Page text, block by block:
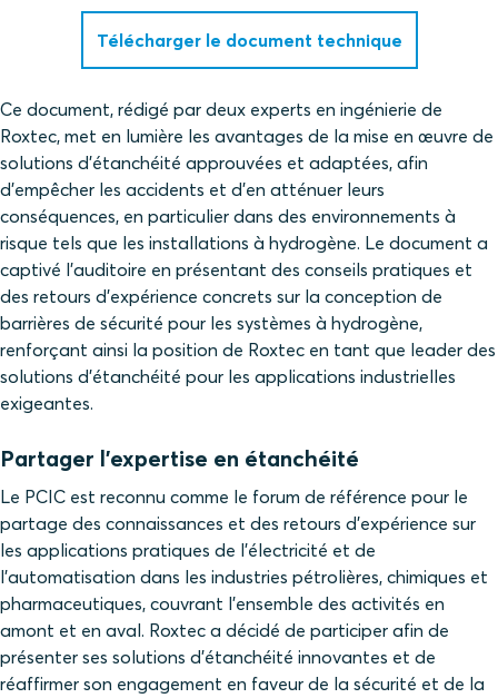
Télécharger le document technique
Ce document, rédigé par deux experts en ingénierie de
Roxtec, met en lumière les avantages de la mise en œuvre de
solutions d’étanchéité approuvées et adaptées, afin
d'empêcher les accidents et d’en atténuer leurs
conséquences, en particulier dans des environnements à
risque tels que les installations à hydrogène. Le document a
captivé l’auditoire en présentant des conseils pratiques et
des retours d’expérience concrets sur la conception de
barrières de sécurité pour les systèmes à hydrogène,
renforçant ainsi la position de Roxtec en tant que leader des
solutions d’étanchéité pour les applications industrielles
exigeantes.
Partager l'expertise en étanchéité
Le PCIC est reconnu comme le forum de référence pour le
partage des connaissances et des retours d’expérience sur
les applications pratiques de l’électricité et de
l’automatisation dans les industries pétrolières, chimiques et
pharmaceutiques, couvrant l’ensemble des activités en
amont et en aval. Roxtec a décidé de participer afin de
présenter ses solutions d’étanchéité innovantes et de
réaffirmer son engagement en faveur de la sécurité et de la